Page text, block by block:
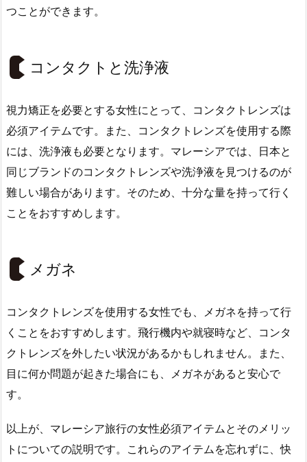
つことができます。
コンタクトと洗浄液
視力矯正を必要とする女性にとって、コンタクトレンズは
必須アイテムです。また、コンタクトレンズを使用する際
には、洗浄液も必要となります。マレーシアでは、日本と
同じブランドのコンタクトレンズや洗浄液を見つけるのが
難しい場合があります。そのため、十分な量を持って行く
ことをおすすめします。
メガネ
コンタクトレンズを使用する女性でも、メガネを持って行
くことをおすすめします。飛行機内や就寝時など、コンタ
クトレンズを外したい状況があるかもしれません。また、
目に何か問題が起きた場合にも、メガネがあると安心で
す。
以上が、マレーシア旅行の女性必須アイテムとそのメリッ
トについての説明です。これらのアイテムを忘れずに、快